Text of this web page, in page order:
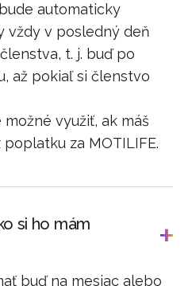
automaticky
vždy v posledný deň
t. j. buď po
až pokiaľ si členstvo
využiť, ak máš
za MOTILIFE.
si ho mám
buď na mesiac alebo